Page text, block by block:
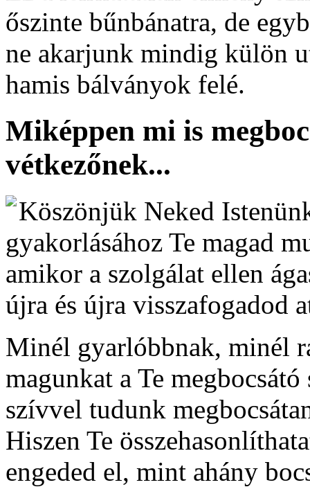
őszinte bűnbánatra, de
ne akarjunk mindig külön
hamis bálványok felé.
Miképpen mi is
vétkezőnek...
Köszönjük Neked
gyakorlásához Te magad
amikor a szolgálat ellen
újra és újra visszafogadod
Minél gyarlóbbnak, minél
magunkat a Te
szívvel tudunk
Hiszen Te
engeded el, mint ahány